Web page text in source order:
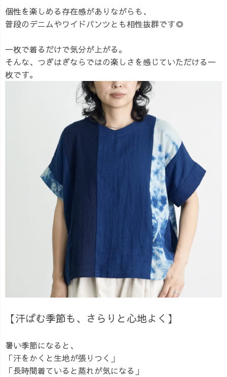
個性を楽しめる存在感がありながらも、
普段のデニムやワイドパンツとも相性抜群です◎
一枚で着るだけで気分が上がる。
そんな、つぎはぎならではの楽しさを感じていただける一
枚です。
【汗ばむ季節も、さらりと心地よく】
暑い季節になると、
「汗をかくと生地が張りつく」
「長時間着ていると蒸れが気になる」